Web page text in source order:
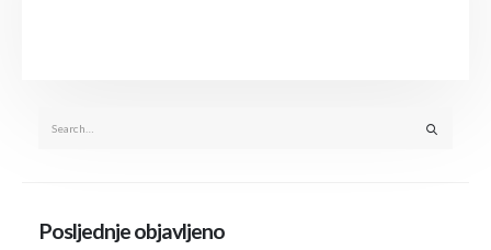
Posljednje objavljeno